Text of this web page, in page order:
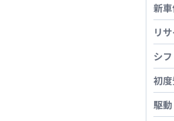
新
リ
シ
初
駆動